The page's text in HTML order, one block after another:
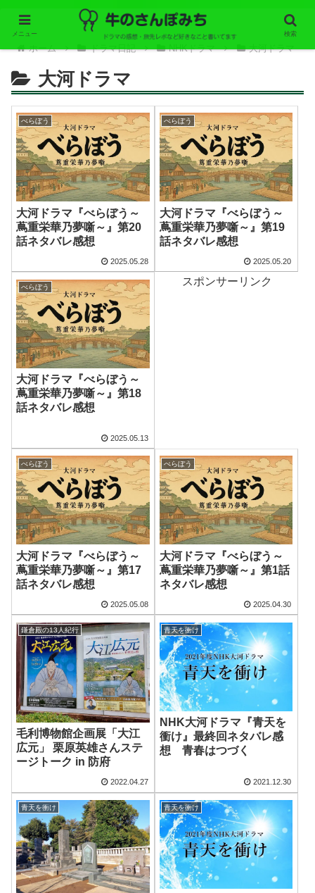
ホーム ドラマ日記 NHKドラマ 大河ドラマ
大河ドラマ
べらぼう
大河ドラマ『べらぼう～
蔦重栄華乃夢噺～』第20
話ネタバレ感想
2025.05.28
べらぼう
大河ドラマ『べらぼう～
蔦重栄華乃夢噺～』第19
話ネタバレ感想
2025.05.20
べらぼう
大河ドラマ『べらぼう～
蔦重栄華乃夢噺～』第18
話ネタバレ感想
2025.05.13
スポンサーリンク
べらぼう
大河ドラマ『べらぼう～
蔦重栄華乃夢噺～』第17
話ネタバレ感想
2025.05.08
べらぼう
大河ドラマ『べらぼう～
蔦重栄華乃夢噺～』第1話
ネタバレ感想
2025.04.30
鎌倉殿の13人紀行
毛利博物館企画展「大江
広元」 栗原英雄さんステ
ージトーク in 防府
2022.04.27
青天を衝け
NHK大河ドラマ『青天を
衝け』最終回ネタバレ感
想 青春はつづく
2021.12.30
青天を衝け 青天を衝け
メニュー 検索